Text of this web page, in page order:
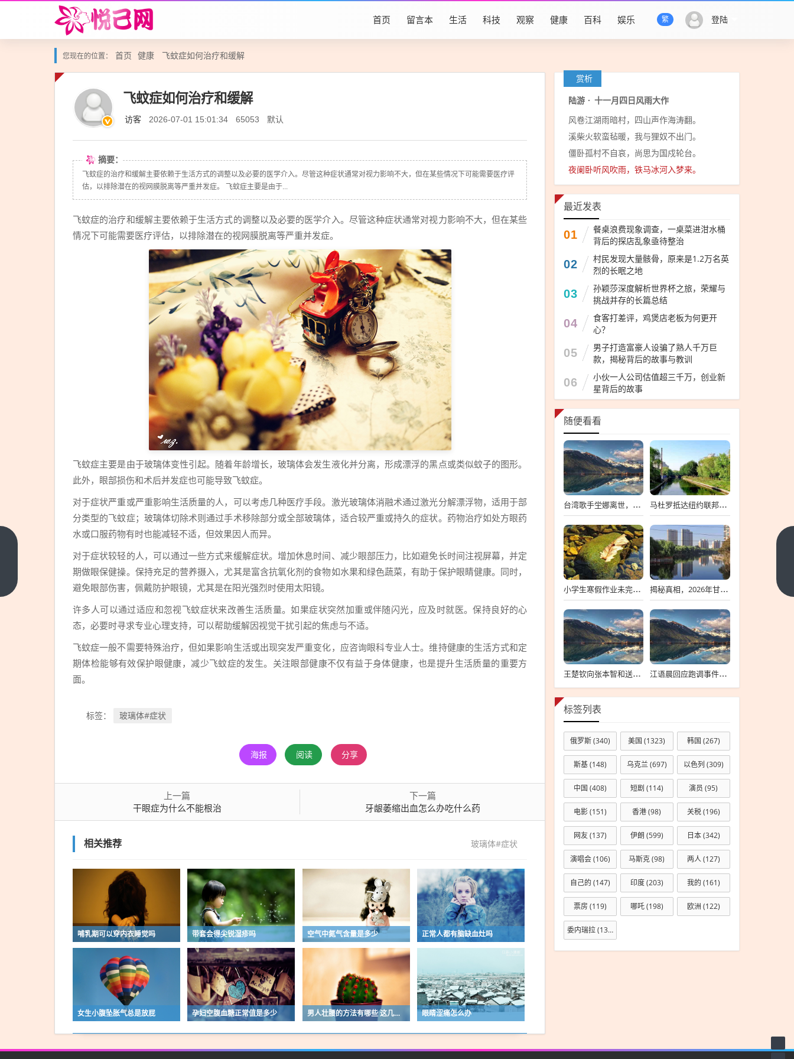
登陆
繁
首页 留言本 生活 科技 观察 健康 百科 娱乐
您现在的位置： 首页 健康 飞蚊症如何治疗和缓解
飞蚊症如何治疗和缓解
访客 2026-07-01 15:01:34 65053 默认
摘要：
飞蚊症的治疗和缓解主要依赖于生活方式的调整以及必要的医学介入。尽管这种症状通常对视力影响不大，但在某些情况下可能需要医疗评
估，以排除潜在的视网膜脱离等严重并发症。 飞蚊症主要是由于...
飞蚊症的治疗和缓解主要依赖于生活方式的调整以及必要的医学介入。尽管这种症状通常对视力影响不大，但在某些
情况下可能需要医疗评估，以排除潜在的视网膜脱离等严重并发症。
飞蚊症主要是由于玻璃体变性引起。随着年龄增长，玻璃体会发生液化并分离，形成漂浮的黑点或类似蚊子的图形。
此外，眼部损伤和术后并发症也可能导致飞蚊症。
对于症状严重或严重影响生活质量的人，可以考虑几种医疗手段。激光玻璃体消融术通过激光分解漂浮物，适用于部
分类型的飞蚊症；玻璃体切除术则通过手术移除部分或全部玻璃体，适合较严重或持久的症状。药物治疗如处方眼药
水或口服药物有时也能减轻不适，但效果因人而异。
对于症状较轻的人，可以通过一些方式来缓解症状。增加休息时间、减少眼部压力，比如避免长时间注视屏幕，并定
期做眼保健操。保持充足的营养摄入，尤其是富含抗氧化剂的食物如水果和绿色蔬菜，有助于保护眼睛健康。同时，
避免眼部伤害，佩戴防护眼镜，尤其是在阳光强烈时使用太阳镜。
许多人可以通过适应和忽视飞蚊症状来改善生活质量。如果症状突然加重或伴随闪光，应及时就医。保持良好的心
态，必要时寻求专业心理支持，可以帮助缓解因视觉干扰引起的焦虑与不适。
飞蚊症一般不需要特殊治疗，但如果影响生活或出现突发严重变化，应咨询眼科专业人士。维持健康的生活方式和定
期体检能够有效保护眼健康，减少飞蚊症的发生。关注眼部健康不仅有益于身体健康，也是提升生活质量的重要方
面。
标签： 玻璃体#症状
海报 阅读 分享
上一篇
干眼症为什么不能根治
下一篇
牙龈萎缩出血怎么办吃什么药
相关推荐 玻璃体#症状
哺乳期可以穿内衣睡觉吗 带套会得尖锐湿疹吗 空气中氮气含量是多少 正常人都有脑缺血灶吗
女生小腹坠胀气总是放屁 孕妇空腹血糖正常值是多少 男人壮腰的方法有哪些 这几个技巧来帮忙 眼睛涩痛怎么办
赏析
陆游 · 十一月四日风雨大作
风卷江湖雨暗村，四山声作海涛翻。
溪柴火软蛮毡暖，我与狸奴不出门。
僵卧孤村不自哀，尚思为国戍轮台。
夜阑卧听风吹雨，铁马冰河入梦来。
最近发表
01
餐桌浪费现象调查，一桌菜进泔水桶
背后的探店乱象亟待整治
02
村民发现大量骸骨，原来是1.2万名英
烈的长眠之地
03
孙颖莎深度解析世界杯之旅，荣耀与
挑战并存的长篇总结
04
食客打差评，鸡煲店老板为何更开
心？
05
男子打造富豪人设骗了熟人千万巨
款，揭秘背后的故事与教训
06
小伙一人公司估值超三千万，创业新
星背后的故事
随便看看
台湾歌手坣娜离世，音乐界痛失璀璨之星 马杜罗抵达纽约联邦法院，一场备受瞩目的司法之旅
小学生寒假作业未完成离家出走，深度探究背后的原因与应对策略 揭秘真相，2026年甘肃省考标准答案不实传闻背后的真相探索
王楚钦向张本智和送上祝贺背后的故事 江语晨回应跑调事件，每个人都有失误，理解并接纳是关键
标签列表
俄罗斯(340) 美国 (1323) 韩国 (267)
斯基(148) 乌克兰(697) 以色列 (309)
中国 (408) 短剧 (114) 演员 (95)
电影(151) 香港(98) 关税(196)
网友(137) 伊朗 (599) 日本(342)
演唱会(106) 马斯克(98) 两人(127)
自己的 (147) 印度(203) 我的 (161)
票房 (119) 哪吒(198) 欧洲 (122)
委内瑞拉(133)